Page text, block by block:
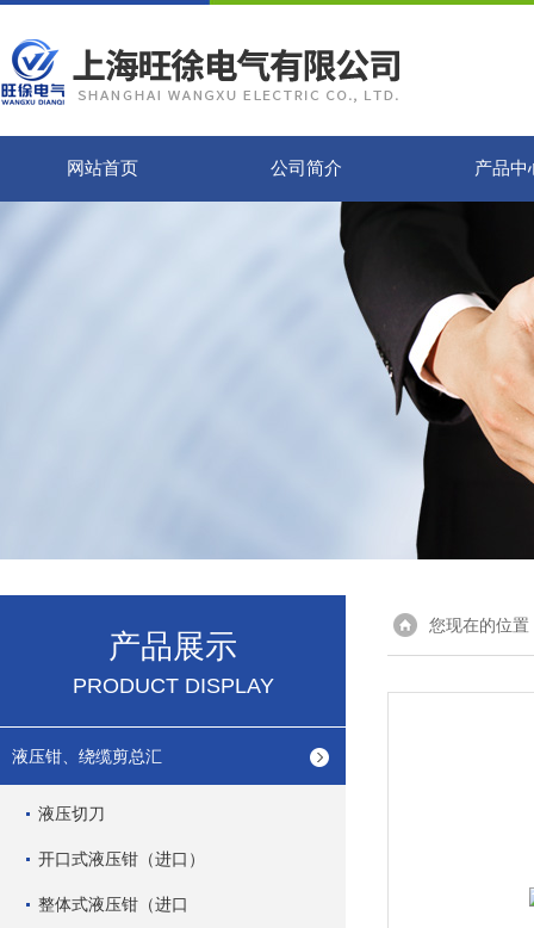
网站首页 公司简介 产品中
产品展示
PRODUCT DISPLAY
液压钳、绕缆剪总汇
液压切刀
开口式液压钳（进口）
整体式液压钳（进口
您现在的位置